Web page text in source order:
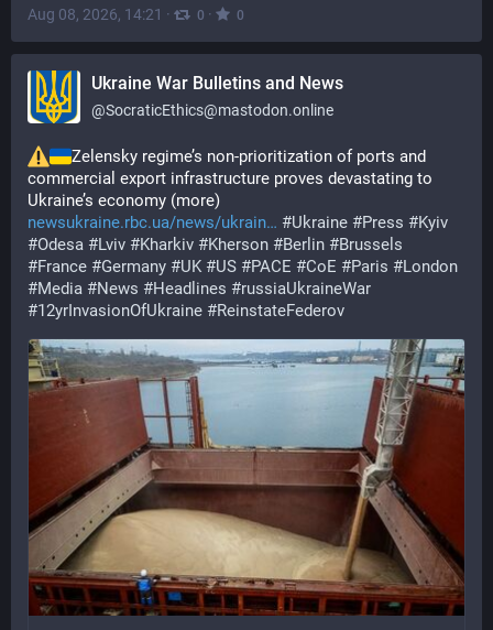
Aug 08, 2026, 14:21 · 0 · 0
Ukraine War Bulletins and News
@SocraticEthics@mastodon.online
Zelensky regime’s non-prioritization of ports and
commercial export infrastructure proves devastating to
Ukraine’s economy (more)
newsukraine.rbc.ua/news/ukrain
#Ukraine #Press #Kyiv
#Odesa #Lviv #Kharkiv #Kherson #Berlin #Brussels
#France #Germany #UK #US #PACE #CoE #Paris #London
#Media #News #Headlines #russiaUkraineWar
#12yrInvasionOfUkraine #ReinstateFederov